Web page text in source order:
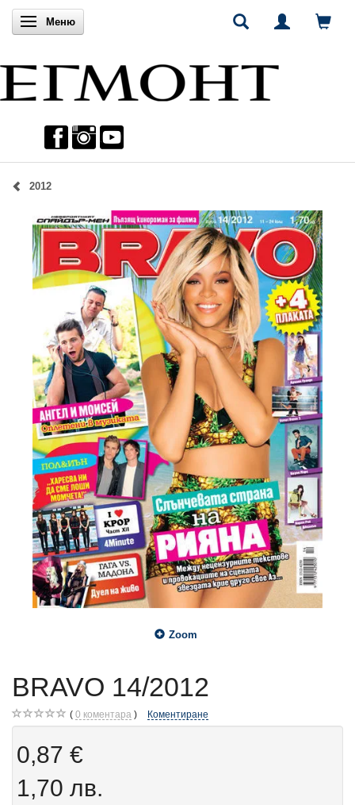
Включи навигацията
Меню
2012
Zoom
BRAVO 14/2012
0 коментара Коментиране
0,87 €
1,70 лв.